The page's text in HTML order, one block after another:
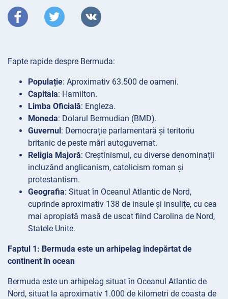
Fapte rapide despre Bermuda:
Populație: Aproximativ 63.500 de oameni.
Capitala: Hamilton.
Limba Oficială: Engleza.
Moneda: Dolarul Bermudian (BMD).
Guvernul: Democrație parlamentară și teritoriu
britanic de peste mări autoguvernat.
Religia Majoră: Creștinismul, cu diverse denominații
incluzând anglicanism, catolicism roman și
protestantism.
Geografia: Situat în Oceanul Atlantic de Nord,
cuprinde aproximativ 138 de insule și insulițe, cu cea
mai apropiată masă de uscat fiind Carolina de Nord,
Statele Unite.
Faptul 1: Bermuda este un arhipelag îndepărtat de
continent în ocean
Bermuda este un arhipelag situat în Oceanul Atlantic de
Nord, situat la aproximativ 1.000 de kilometri de coasta de